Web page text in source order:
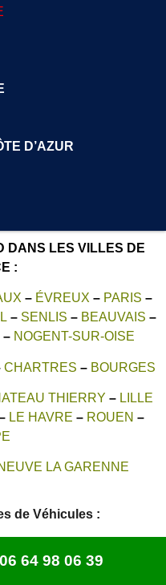
D’AZUR
DANS LES VILLES DE
:
– ÉVREUX – PARIS –
– SENLIS – BEAUVAIS –
– NOGENT-SUR-OISE
CHARTRES – BOURGES
THIERRY – LILLE
LE HAVRE – ROUEN –
LA GARENNE
de Véhicules :
–depannage batterie
64 98 06 39